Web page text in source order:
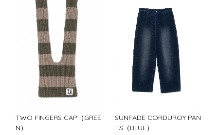
TWO FINGERS CAP（GREE
N）
SUNFADE CORDUROY PAN
TS（BLUE）